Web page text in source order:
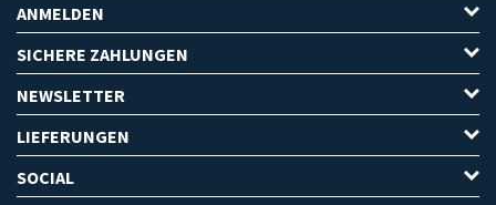
ANMELDEN
SICHERE ZAHLUNGEN
NEWSLETTER
LIEFERUNGEN
SOCIAL